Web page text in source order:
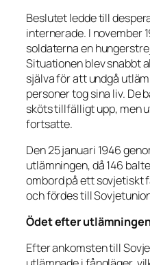
Beslutet ledde till
internerade. I november
soldaterna en
Situationen blev snabbt
själva för att undgå
personer tog sina liv. De
sköts tillfälligt upp, men
fortsatte.
Den 25 januari 1946
utlämningen, då 146
ombord på ett sovjetiskt
och fördes till
Ödet efter
Efter ankomsten till